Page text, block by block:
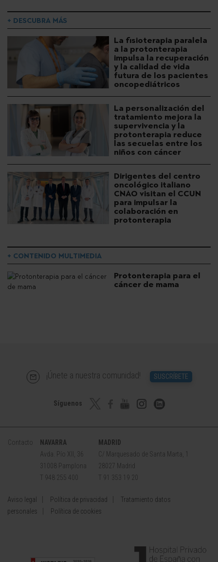
+ DESCUBRA MÁS
La fisioterapia paralela
a la protonterapia
impulsa la recuperación
y la calidad de vida
futura de los pacientes
oncopediátricos
La personalización del
tratamiento mejora la
supervivencia y la
protonterapia reduce
las secuelas entre los
niños con cáncer
Dirigentes del centro
oncológico italiano
CNAO visitan el CCUN
para impulsar la
colaboración en
protonterapia
+ CONTENIDO MULTIMEDIA
Protonterapia para el
cáncer de mama
¡Únete a nuestra comunidad! SUSCRÍBETE
Síguenos
Contacto
NAVARRA
Avda. Pío XII, 36
31008 Pamplona
T 948 255 400
MADRID
C/ Marquesado de Santa Marta, 1
28027 Madrid
T 91 353 19 20
Aviso legal Política de privacidad
Tratamiento datos
personales
Política de cookies